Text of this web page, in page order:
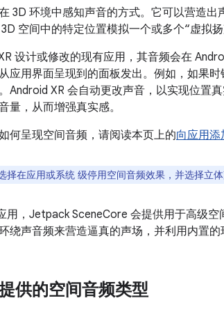
3D 环境中感知声音的方式。它可以营造
空间中的特定位置模拟一个或多个“虚拟扬
设计或修改的现有应用，其音频会在
应用界面呈现到的面板发出。例如，如果
Android XR 会自动更改声音，以实现位置
量，从而增强真实感。
何呈现空间音频，请阅读本页上的向应用
择在应用或系统 级停用空间音频效果，并选择立体
用，Jetpack SceneCore 会提供用于高级
绕声音频来营造逼真的声场，并利用内置的
供的空间音频类型